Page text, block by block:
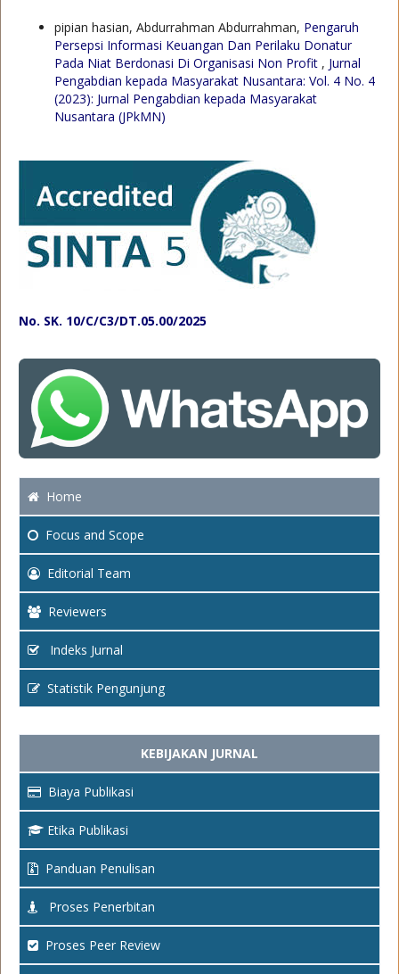
pipian hasian, Abdurrahman Abdurrahman, Pengaruh
Persepsi Informasi Keuangan Dan Perilaku Donatur
Pada Niat Berdonasi Di Organisasi Non Profit , Jurnal
Pengabdian kepada Masyarakat Nusantara: Vol. 4 No. 4
(2023): Jurnal Pengabdian kepada Masyarakat
Nusantara (JPkMN)
No. SK. 10/C/C3/DT.05.00/2025
Home
Focus and Scope
Editorial Team
Reviewers
Indeks Jurnal
Statistik Pengunjung
KEBIJAKAN JURNAL
Biaya Publikasi
Etika Publikasi
Panduan Penulisan
Proses Penerbitan
Proses Peer Review